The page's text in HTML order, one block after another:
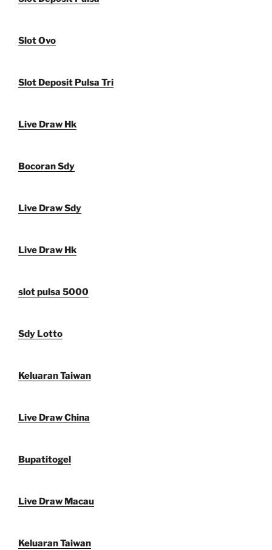
Slot Ovo
Slot Deposit Pulsa Tri
Live Draw Hk
Bocoran Sdy
Live Draw Sdy
Live Draw Hk
slot pulsa 5000
Sdy Lotto
Keluaran Taiwan
Live Draw China
Bupatitogel
Live Draw Macau
Keluaran Taiwan